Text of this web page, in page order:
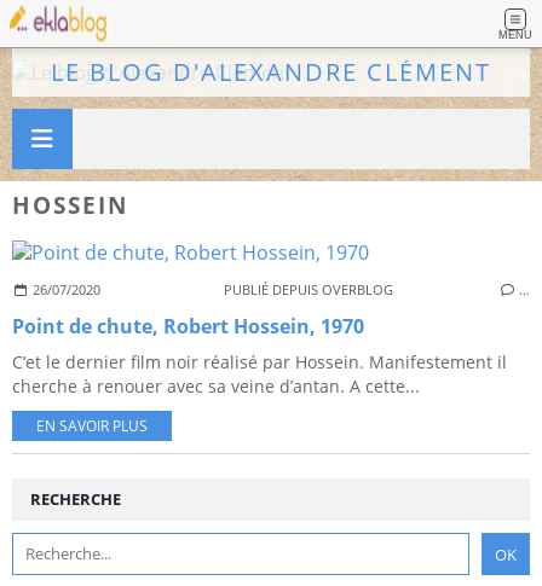
MENU
LE BLOG D'ALEXANDRE CLÉMENT
HOSSEIN
26/07/2020 PUBLIÉ DEPUIS OVERBLOG …
Point de chute, Robert Hossein, 1970
C’et le dernier film noir réalisé par Hossein. Manifestement il
cherche à renouer avec sa veine d’antan. A cette...
EN SAVOIR PLUS
RECHERCHE